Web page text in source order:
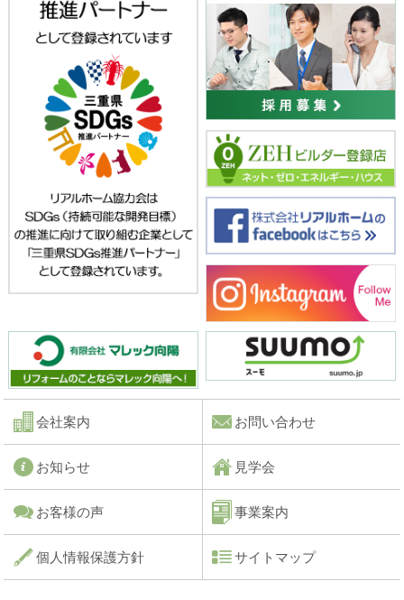
会社案内 お問い合わせ
お知らせ 見学会
お客様の声 事業案内
個人情報保護方針 サイトマップ